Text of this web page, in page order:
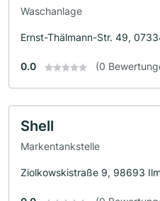
Waschanlage
Ernst-Thälmann-Str. 49,
0.0 (0
Shell
Markentankstelle
Ziolkowskistraße 9, 98693